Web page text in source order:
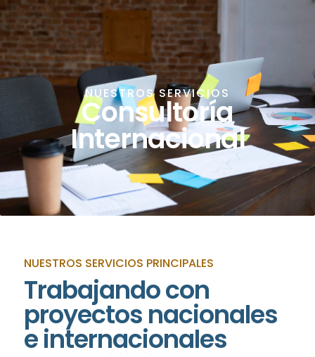
NUESTROS SERVICIOS
Consultoría
Internacional
NUESTROS SERVICIOS PRINCIPALES
Trabajando con
proyectos nacionales
e internacionales